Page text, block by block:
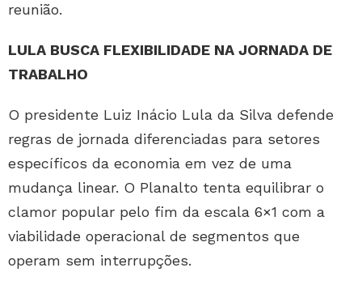
reunião.
LULA BUSCA FLEXIBILIDADE NA JORNADA DE
TRABALHO
O presidente Luiz Inácio Lula da Silva defende
regras de jornada diferenciadas para setores
específicos da economia em vez de uma
mudança linear. O Planalto tenta equilibrar o
clamor popular pelo fim da escala 6×1 com a
viabilidade operacional de segmentos que
operam sem interrupções.